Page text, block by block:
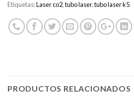
Etiquetas:Laser co2,tubo laser,tubo laser k5
PRODUCTOS RELACIONADOS